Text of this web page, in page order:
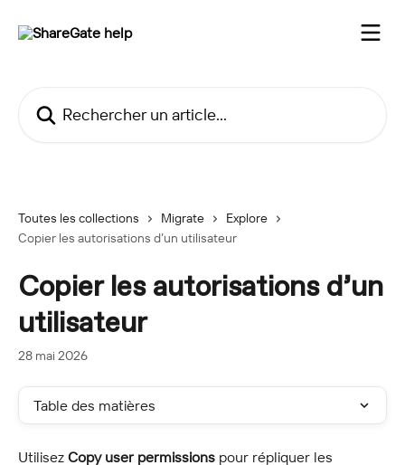
Toutes les collections Migrate
Explore
Copier les autorisations d’un utilisateur
Copier les autorisations d’un
utilisateur
28 mai 2026
Table des matières
Utilisez Copy user permissions pour répliquer les